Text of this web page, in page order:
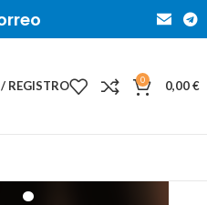
REGISTRO 0 0,00€